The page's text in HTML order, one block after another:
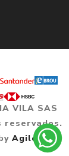
VILA SAS
reservados.
Agile.uy